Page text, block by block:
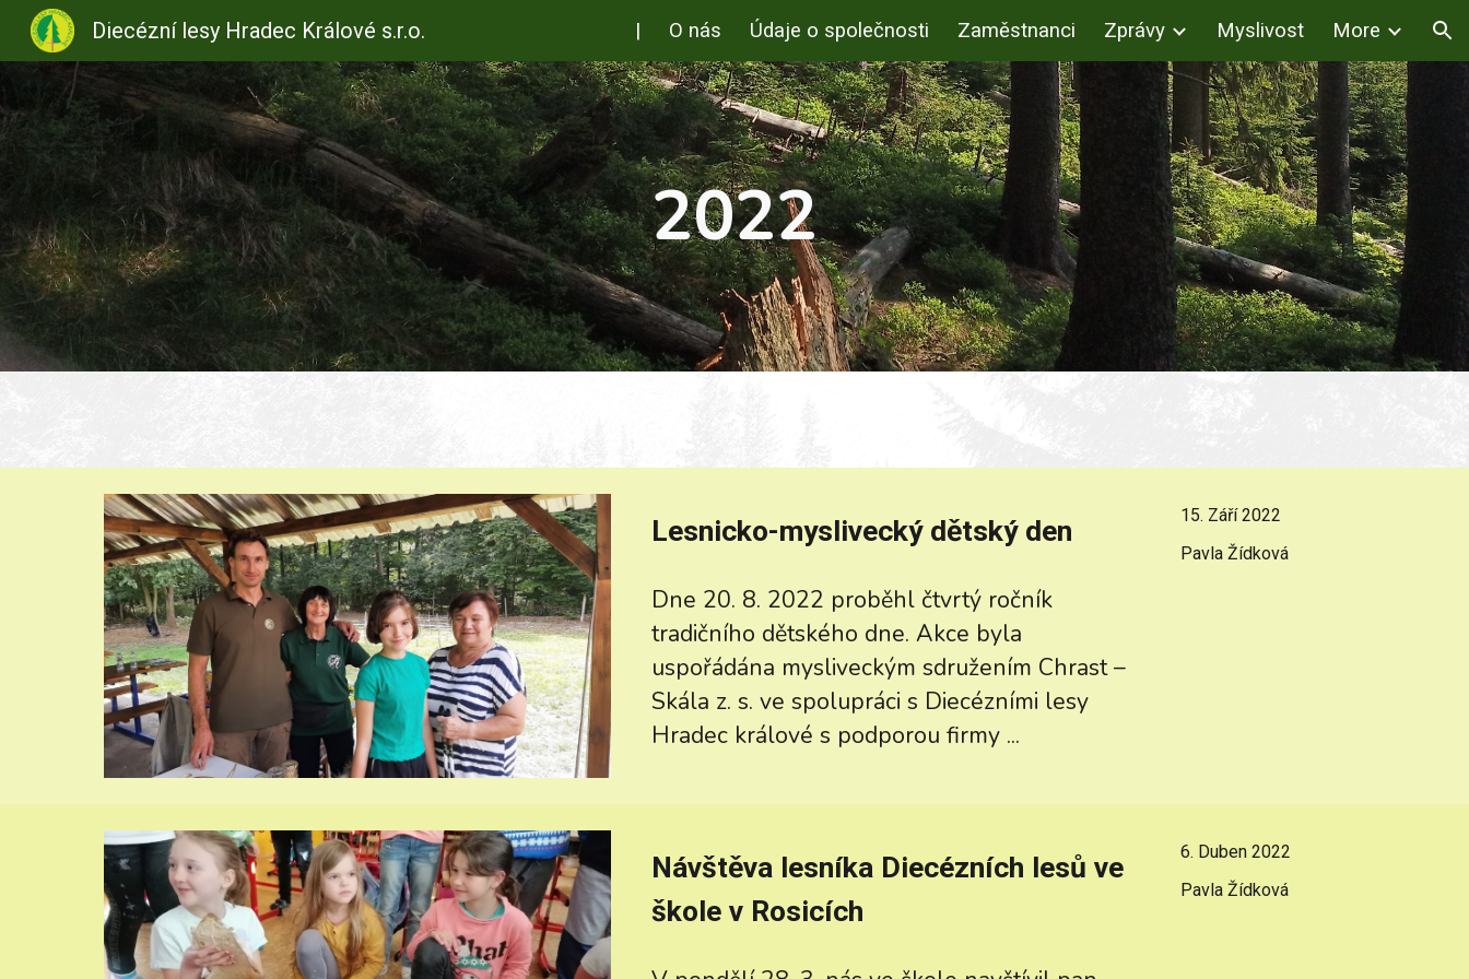
Skip to navigation
Diecézní lesy Hradec Králové s.r.o. | O nás Údaje o společnosti Zaměstnanci Zprávy Myslivost More
2022
Lesnicko-myslivecký dětský den
Dne 20. 8. 2022 proběhl čtvrtý ročník
tradičního dětského dne. Akce byla
uspořádána mysliveckým sdružením Chrast –
Skála z. s. ve spolupráci s Diecézními lesy
Hradec králové s podporou firmy ...
15. Září 2022
Pavla Žídková
Návštěva lesníka Diecézních lesů ve
škole v Rosicích
6. Duben 2022
Pavla Žídková